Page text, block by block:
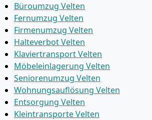
Büroumzug Velten
Fernumzug Velten
Firmenumzug Velten
Halteverbot Velten
Klaviertransport Velten
Möbeleinlagerung Velten
Seniorenumzug Velten
Wohnungsauflösung Velten
Entsorgung Velten
Kleintransporte Velten